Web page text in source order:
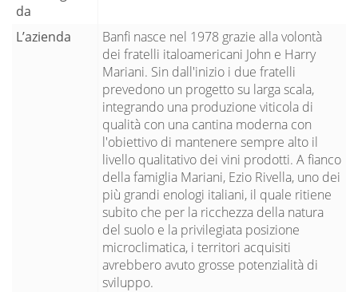
da
L’azienda
Banfi nasce nel 1978 grazie alla volontà
dei fratelli italoamericani John e Harry
Mariani. Sin dall'inizio i due fratelli
prevedono un progetto su larga scala,
integrando una produzione viticola di
qualità con una cantina moderna con
l'obiettivo di mantenere sempre alto il
livello qualitativo dei vini prodotti. A fianco
della famiglia Mariani, Ezio Rivella, uno dei
più grandi enologi italiani, il quale ritiene
subito che per la ricchezza della natura
del suolo e la privilegiata posizione
microclimatica, i territori acquisiti
avrebbero avuto grosse potenzialità di
sviluppo.